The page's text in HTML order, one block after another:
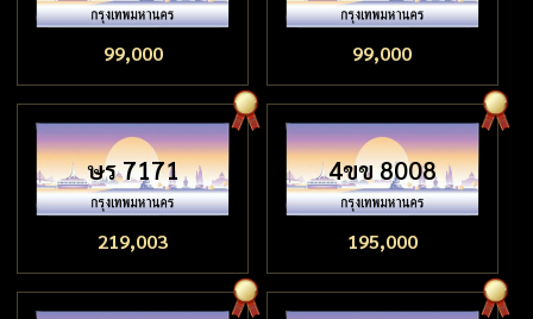
99,000 99,000
ษร 7171
219,003
4ขข 8008
195,000